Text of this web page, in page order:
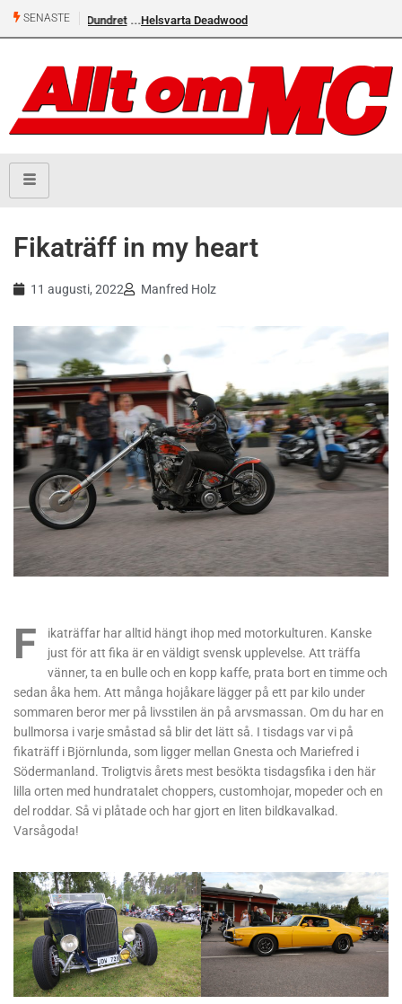
SENASTE Helsvarta Deadwood – Ny cruiser från H-D
Fikaträff in my heart
11 augusti, 2022 Manfred Holz
F
ikaträffar har alltid hängt ihop med motorkulturen. Kanske
just för att fika är en väldigt svensk upplevelse. Att träffa
vänner, ta en bulle och en kopp kaffe, prata bort en timme och
sedan åka hem. Att många hojåkare lägger på ett par kilo under
sommaren beror mer på livsstilen än på arvsmassan. Om du har en
bullmorsa i varje småstad så blir det lätt så. I tisdags var vi på
fikaträff i Björnlunda, som ligger mellan Gnesta och Mariefred i
Södermanland. Troligtvis årets mest besökta tisdagsfika i den här
lilla orten med hundratalet choppers, customhojar, mopeder och en
del roddar. Så vi plåtade och har gjort en liten bildkavalkad.
Varsågoda!